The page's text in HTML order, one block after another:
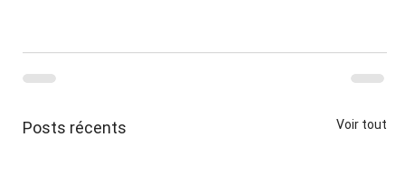
Posts récents Voir tout